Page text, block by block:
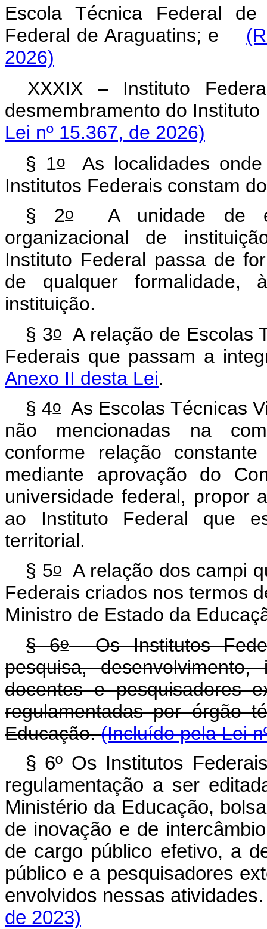
Escola Técnica Federal
Federal de Araguatins; e
2026)
XXXIX – Instituto
desmembramento do
Lei nº 15.367, de 2026)
§ 1oAs localidades onde
Institutos Federais constam
§ 2oA unidade de
organizacional de
Instituto Federal passa de
de qualquer
instituição.
§ 3oA relação de Escolas
Federais que passam a
Anexo II desta Lei.
§ 4oAs Escolas Técnicas
não mencionadas na
conforme relação
mediante aprovação do
universidade federal, propor
ao Instituto Federal que
territorial.
§ 5oA relação dos campi
Federais criados nos termos
Ministro de Estado da
§ 6oOs Institutos
pesquisa,
docentes e pesquisadores
regulamentadas por órgão
Educação.(Incluído pela Lei
§ 6º Os Institutos
regulamentação a ser
Ministério da Educação,
de inovação e de
de cargo público efetivo, a
público e a pesquisadores
envolvidos nessas
de 2023)